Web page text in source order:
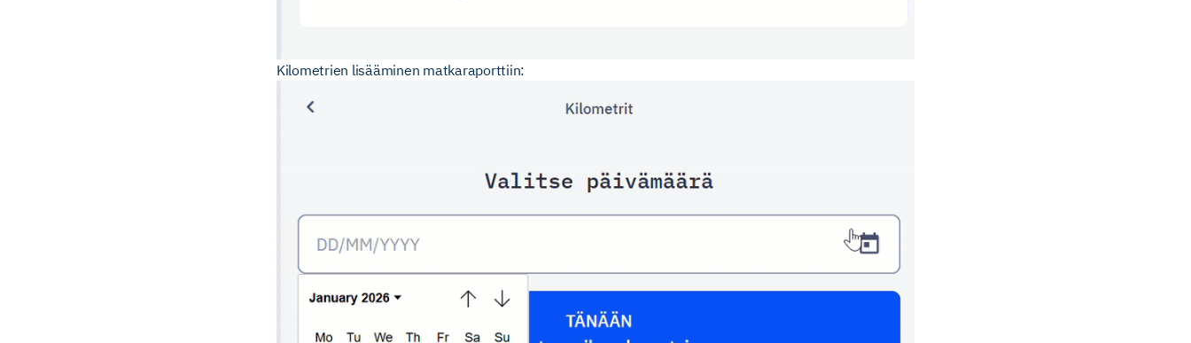
Kilometrien lisääminen matkaraporttiin: